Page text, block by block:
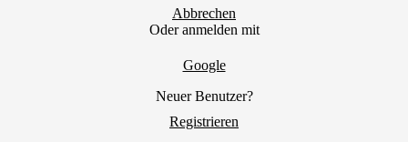
Abbrechen
Oder anmelden mit
Google
Neuer Benutzer?
Registrieren